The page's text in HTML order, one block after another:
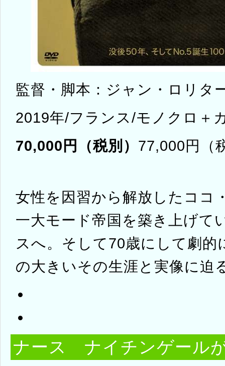
監督・脚本：ジャン・ロリタ
2019年/フランス/モノクロ＋
70,000円（税別） 77,000円（
女性を因習から解放したココ
一大モード帝国を築き上げて
スへ。そして70歳にして劇
の大きいその生涯と実像に迫
ナース ナイチンゲール